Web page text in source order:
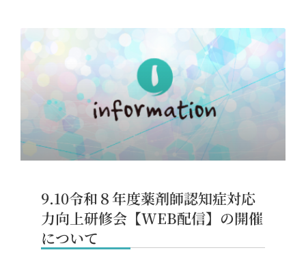
9.10令和８年度薬剤師認知症対応
力向上研修会【WEB配信】の開催
について